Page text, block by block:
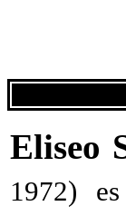
Eliseo
1972)